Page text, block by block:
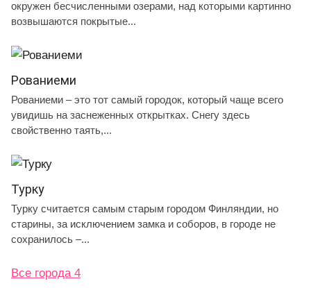
окружен бесчисленными озерами, над которыми картинно
возвышаются покрытые...
Рованиеми
Рованиеми – это тот самый городок, который чаще всего
увидишь на заснеженных открытках. Снегу здесь
свойственно таять,...
Турку
Турку считается самым старым городом Финляндии, но
старины, за исключением замка и соборов, в городе не
сохранилось –...
Все города 4